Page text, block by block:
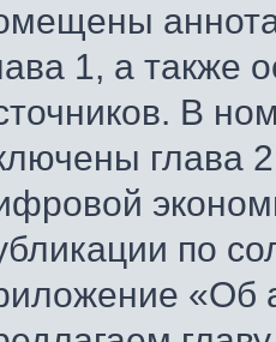
1, а также
В
глава
по
«Об